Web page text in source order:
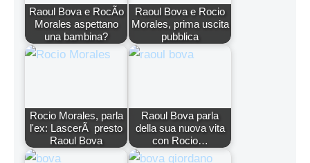
Raoul Bova e RocÃ­o
Morales aspettano
una bambina?
Raoul Bova e Rocio
Morales, prima uscita
pubblica
Rocio Morales, parla
l'ex: LascerÃ presto
Raoul Bova
Raoul Bova parla
della sua nuova vita
con Rocio…